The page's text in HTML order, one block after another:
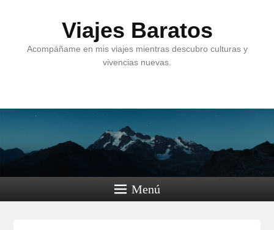
Viajes Baratos
Acompáñame en mis viajes mientras descubro culturas y
vivencias nuevas.
Menú